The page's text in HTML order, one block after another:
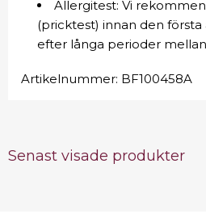
Allergitest: Vi
(pricktest) innan den
efter långa perioder
Artikelnummer: BF100458A
Senast visade produkter